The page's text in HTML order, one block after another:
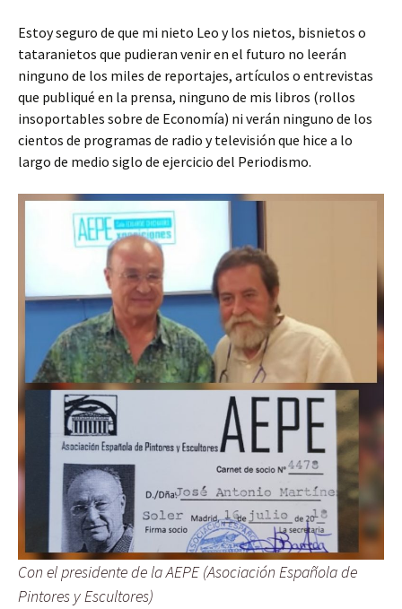
Estoy seguro de que mi nieto Leo y los nietos, bisnietos o
tataranietos que pudieran venir en el futuro no leerán
ninguno de los miles de reportajes, artículos o entrevistas
que publiqué en la prensa, ninguno de mis libros (rollos
insoportables sobre de Economía) ni verán ninguno de los
cientos de programas de radio y televisión que hice a lo
largo de medio siglo de ejercicio del Periodismo.
Con el presidente de la AEPE (Asociación Española de
Pintores y Escultores)